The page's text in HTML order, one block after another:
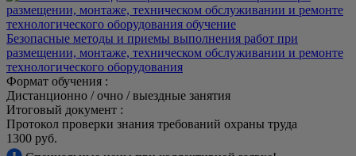
Безопасные методы и приемы выполнения работ при
размещении, монтаже, техническом обслуживании и ремонте
технологического оборудования
Формат обучения :
Дистанционно / очно / выездные занятия
Итоговый документ :
Протокол проверки знания требований охраны труда
1300 руб.